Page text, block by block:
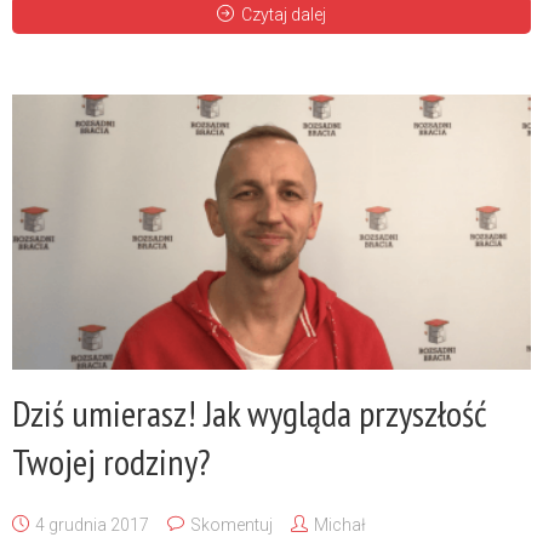
Czytaj dalej
Dziś umierasz! Jak wygląda przyszłość
Twojej rodziny?
4 grudnia 2017 Skomentuj Michał